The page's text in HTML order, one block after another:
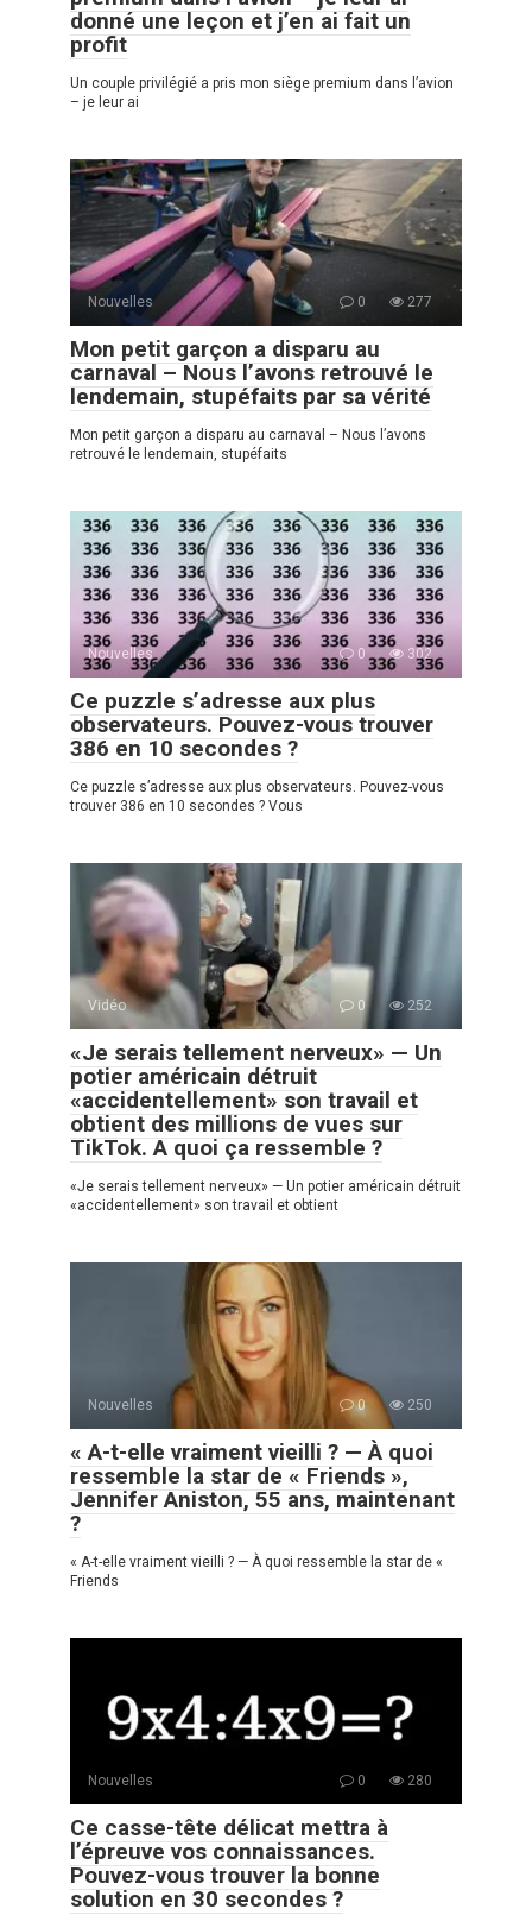
donné une leçon et j’en ai fait un
profit
Un couple privilégié a pris mon siège premium dans l’avion
– je leur ai
Nouvelles 0 277
Mon petit garçon a disparu au
carnaval – Nous l’avons retrouvé le
lendemain, stupéfaits par sa vérité
Mon petit garçon a disparu au carnaval – Nous l’avons
retrouvé le lendemain, stupéfaits
Nouvelles 0 302
Ce puzzle s’adresse aux plus
observateurs. Pouvez-vous trouver
386 en 10 secondes ?
Ce puzzle s’adresse aux plus observateurs. Pouvez-vous
trouver 386 en 10 secondes ? Vous
Vidéo 0 252
«Je serais tellement nerveux» — Un
potier américain détruit
«accidentellement» son travail et
obtient des millions de vues sur
TikTok. A quoi ça ressemble ?
«Je serais tellement nerveux» — Un potier américain détruit
«accidentellement» son travail et obtient
Nouvelles 0 250
« A-t-elle vraiment vieilli ? — À quoi
ressemble la star de « Friends »,
Jennifer Aniston, 55 ans, maintenant
?
« A-t-elle vraiment vieilli ? — À quoi ressemble la star de «
Friends
Nouvelles 0 280
Ce casse-tête délicat mettra à
l’épreuve vos connaissances.
Pouvez-vous trouver la bonne
solution en 30 secondes ?